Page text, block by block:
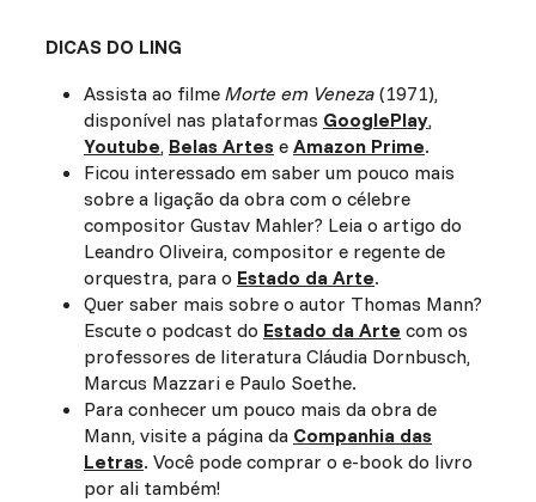
DICAS DO LING
Assista ao filme Morte em Veneza(1971),
disponível nas plataformas GooglePlay,
Youtube, Belas Artes e Amazon Prime.
Ficou interessado em saber um pouco mais
sobre a ligação da obra com o célebre
compositor Gustav Mahler? Leia o artigo do
Leandro Oliveira, compositor e regente de
orquestra, para o Estado da Arte.
Quer saber mais sobre o autor Thomas Mann?
Escute o podcast do Estado da Arte com os
professores de literatura Cláudia Dornbusch,
Marcus Mazzari e Paulo Soethe.
Para conhecer um pouco mais da obra de
Mann, visite a página da Companhia das
Letras. Você pode comprar o e-book do livro
por ali também!